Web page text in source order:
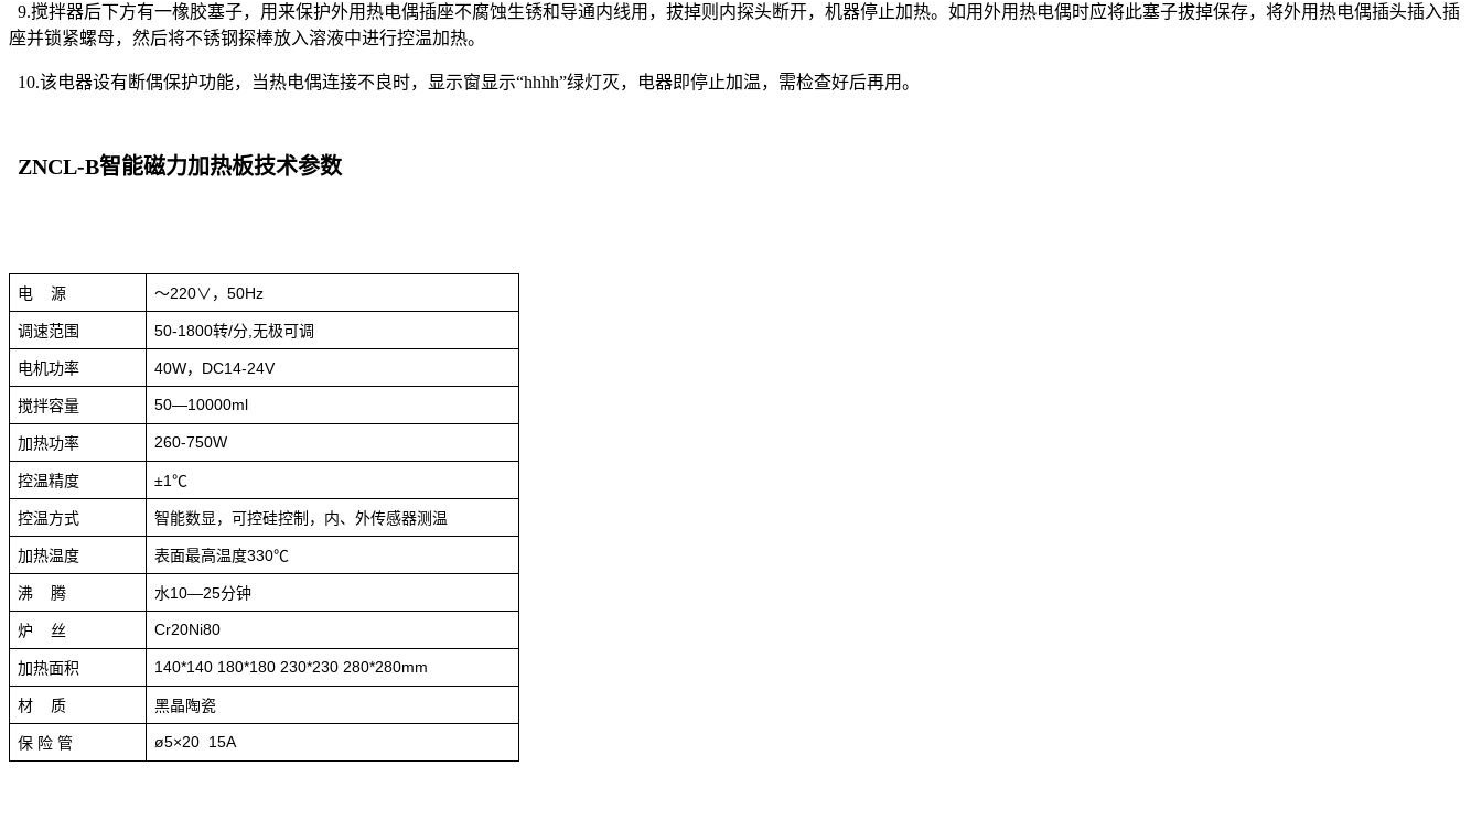
9.搅拌器后下方有一橡胶塞子，用来保护外用热电偶插座不腐蚀生锈和导通内线用，拔掉则内探头断开，机器停止加热。如用外用热电偶时应将此塞子拔掉保存，将外用热电偶插头插入插
座并锁紧螺母，然后将不锈钢探棒放入溶液中进行控温加热。
10.该电器设有断偶保护功能，当热电偶连接不良时，显示窗显示“hhhh”绿灯灭，电器即停止加温，需检查好后再用。
ZNCL-B智能磁力加热板技术参数
电 源 ～220∨ ，50Hz
调速范围 50-1800转/分 ,无极可调
电机功率 40W， DC14-24V
搅拌容量 50—10000ml
加热功率 260-750W
控温精度 ±1℃
控温方式 智能数显，可控硅控制，内、外传感器测温
加热温度 表面最高温度330℃
沸 腾 水10—25分钟
炉 丝 Cr20Ni80
加热面积 140*140 180*180 230*230 280*280mm
材 质 黑晶陶瓷
保 险 管 ø5×20 15A